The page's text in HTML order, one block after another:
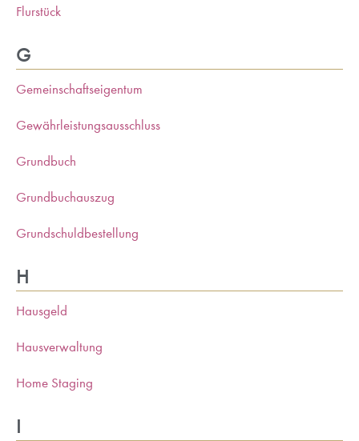
Flurstück
G
Gemeinschaftseigentum
Gewährleistungsausschluss
Grundbuch
Grundbuchauszug
Grundschuldbestellung
H
Hausgeld
Hausverwaltung
Home Staging
I